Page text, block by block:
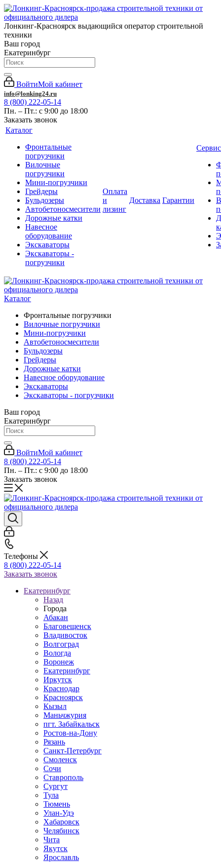
Лонкинг-Красноярск выдающийся оператор строительной
техники
Ваш город
Екатеринбург
ВойтиМой кабинет
info@lonking24.ru
8 (800) 222-05-14
Пн. – Пт.: с 9:00 до 18:00
Заказать звонок
Каталог
Фронтальные
погрузчики
Вилочные
погрузчики
Мини-погрузчики
Грейдеры
Бульдозеры
Автобетоносмесители
Дорожные катки
Навесное
оборудование
Экскаваторы
Экскаваторы -
погрузчики
Оплата
и
лизинг
Доставка Гарантии
Каталог
Фронтальные погрузчики
Вилочные погрузчики
Мини-погрузчики
Автобетоносмесители
Бульдозеры
Грейдеры
Дорожные катки
Навесное оборудование
Экскаваторы
Экскаваторы - погрузчики
Ваш город
Екатеринбург
ВойтиМой кабинет
8 (800) 222-05-14
Пн. – Пт.: с 9:00 до 18:00
Заказать звонок
Телефоны
8 (800) 222-05-14
Заказать звонок
Екатеринбург
Назад
Города
Абакан
Благовещенск
Владивосток
Волгоград
Вологда
Воронеж
Екатеринбург
Иркутск
Краснодар
Красноярск
Кызыл
Маньчжурия
пгт. Забайкальск
Ростов-на-Дону
Рязань
Санкт-Петербург
Смоленск
Сочи
Ставрополь
Сургут
Тула
Тюмень
Улан-Удэ
Хабаровск
Челябинск
Чита
Якутск
Ярославль